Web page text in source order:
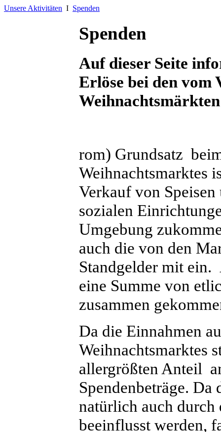
Unsere Aktivitäten Ι Spenden
Spenden
Auf dieser Seite
Erlöse bei den vom
rom) Grundsatz
Weihnachtsmarktes
Verkauf von
sozialen
Umgebung
auch die von den
Standgelder mit ein.
eine Summe von
zusammen
Da die Einnahmen
Weihnachtsmarktes
allergrößten Anteil
Spendenbeträge.
natürlich auch
beeinflusst werden,